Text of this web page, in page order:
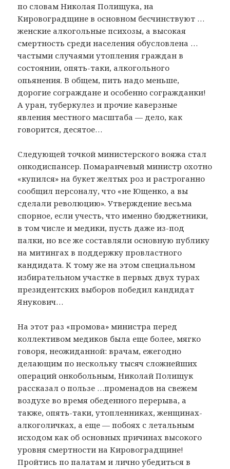
по словам Николая Полищука, на
Кировоградщине в основном бесчинствуют …
женские алкогольные психозы, а высокая
смертность среди населения обусловлена …
частыми случаями утопления граждан в
состоянии, опять-таки, алкогольного
опьянения. В общем, пить надо меньше,
дорогие сограждане и особенно согражданки!
А уран, туберкулез и прочие каверзные
явления местного масштаба — дело, как
говорится, десятое…
Следующей точкой министерского вояжа стал
онкодиспансер. Помаранчевый министр охотно
«купился» на букет желтых роз и растроганно
сообщил персоналу, что «не Ющенко, а вы
сделали революцию». Утверждение весьма
спорное, если учесть, что именно бюджетники,
в том числе и медики, пусть даже из-под
палки, но все же составляли основную публику
на митингах в поддержку провластного
кандидата. К тому же на этом специальном
избирательном участке в первых двух турах
президентских выборов победил кандидат
Янукович…
На этот раз «промова» министра перед
коллективом медиков была еще более, мягко
говоря, неожиданной: врачам, ежегодно
делающим по нескольку тысяч сложнейших
операций онкобольным, Николай Полищук
рассказал о пользе …променадов на свежем
воздухе во время обеденного перерыва, а
также, опять-таки, утопленниках, женщинах-
алкоголичках, а еще — побоях с летальным
исходом как об основных причинах высокого
уровня смертности на Кировоградщине!
Пройтись по палатам и лично убедиться в